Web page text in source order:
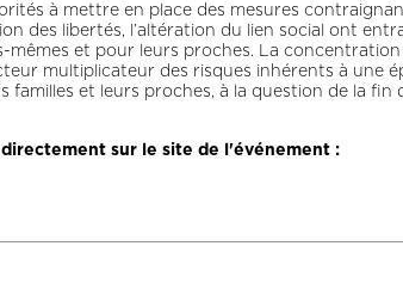
à mettre en place des mesures
des libertés, l’altération du lien social ont
mêmes et pour leurs proches. La concentration
multiplicateur des risques inhérents à une
et leurs proches, à la question de la fin
sur le site de l'événement :